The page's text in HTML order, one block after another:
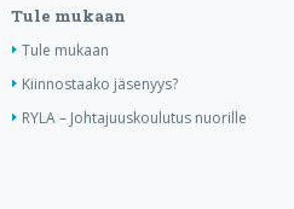
Tule mukaan
Tule mukaan
Kiinnostaako jäsenyys?
RYLA – Johtajuuskoulutus nuorille